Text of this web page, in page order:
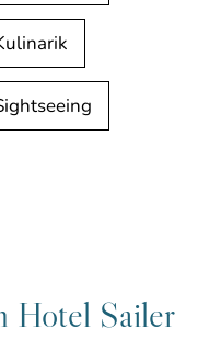
Hotel Sailer